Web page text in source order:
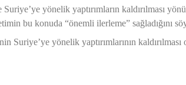
yönelik yaptırımların kaldırılması
bu konuda “önemli ilerleme” sağladığını
Suriye’ye yönelik yaptırımlarının